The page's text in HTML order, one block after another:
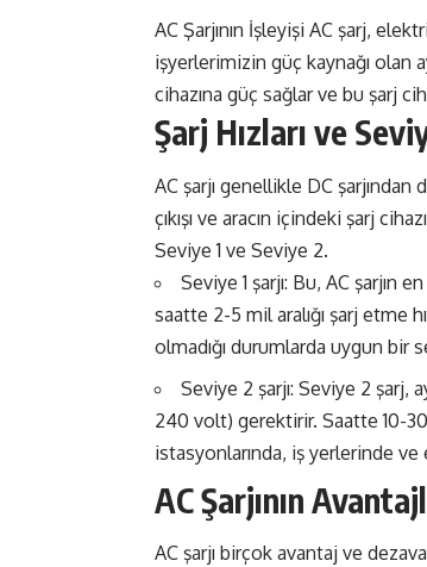
AC Şarjının İşleyişi AC şarj,
işyerlerimizin güç kaynağı olan
cihazına güç sağlar ve bu şarj
Şarj Hızları ve
AC şarjı genellikle DC şarjından
çıkışı ve aracın içindeki şarj
Seviye 1 ve Seviye 2.
Seviye 1 şarjı: Bu, AC şarjın
saatte 2-5 mil aralığı şarj etme
olmadığı durumlarda uygun bir
Seviye 2 şarjı: Seviye 2 şarj,
240 volt) gerektirir. Saatte 10-30
istasyonlarında, iş yerlerinde ve
AC Şarjının
AC şarjı birçok avantaj ve